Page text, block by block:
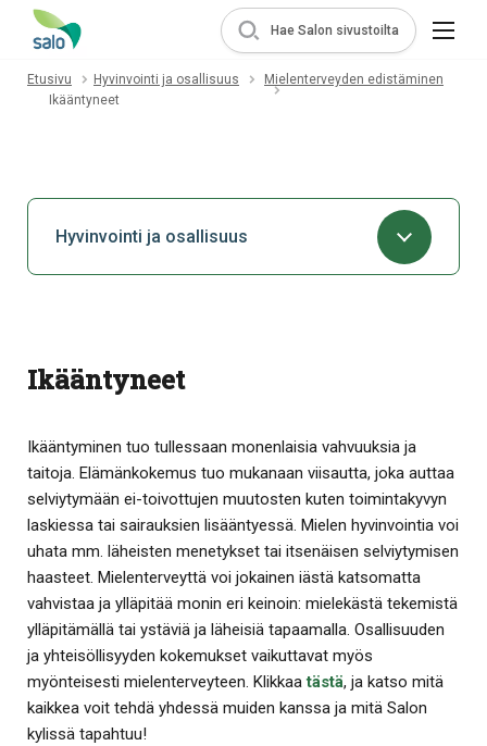
Hae Salon sivustoilta
Etusivu Hyvinvointi ja osallisuus
Mielenterveyden edistäminen
Ikääntyneet
Hyvinvointi ja osallisuus
Ikääntyneet
Ikääntyminen tuo tullessaan monenlaisia vahvuuksia ja
taitoja. Elämänkokemus tuo mukanaan viisautta, joka auttaa
selviytymään ei-toivottujen muutosten kuten toimintakyvyn
laskiessa tai sairauksien lisääntyessä. Mielen hyvinvointia voi
uhata mm. läheisten menetykset tai itsenäisen selviytymisen
haasteet. Mielenterveyttä voi jokainen iästä katsomatta
vahvistaa ja ylläpitää monin eri keinoin: mielekästä tekemistä
ylläpitämällä tai ystäviä ja läheisiä tapaamalla. Osallisuuden
ja yhteisöllisyyden kokemukset vaikuttavat myös
myönteisesti mielenterveyteen. Klikkaatästä, ja katso mitä
kaikkea voit tehdä yhdessä muiden kanssa ja mitä Salon
kylissä tapahtuu!